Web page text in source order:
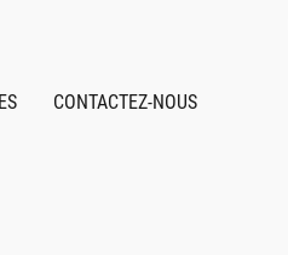
CONTACTEZ-NOUS